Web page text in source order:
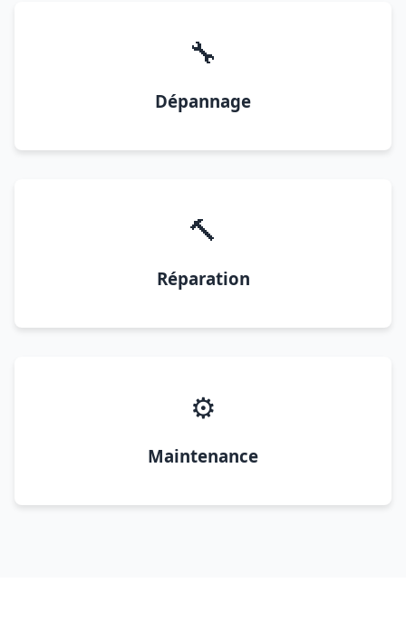
🔧
Dépannage
🔨
Réparation
⚙️
Maintenance